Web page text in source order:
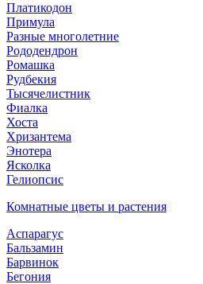
Платикодон
Примула
Разные многолетние
Рододендрон
Ромашка
Рудбекия
Тысячелистник
Фиалка
Хоста
Хризантема
Энотера
Ясколка
Гелиопсис
Комнатные цветы и растения
Аспарагус
Бальзамин
Барвинок
Бегония